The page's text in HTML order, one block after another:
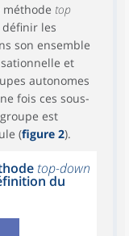
méthode top
les
son ensemble
et
autonomes
fois ces sous-
est
(figure 2).
top-down
du